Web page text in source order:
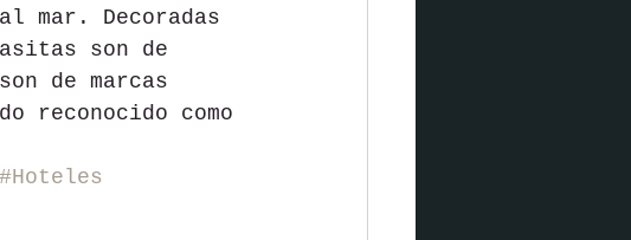
mar. Decoradas
son de
de marcas
reconocido como
#Hoteles